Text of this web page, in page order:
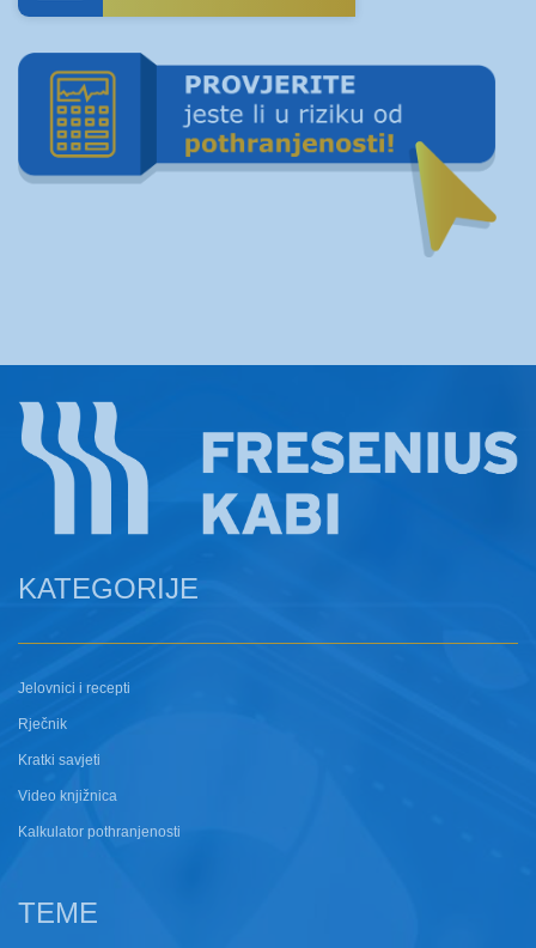
KATEGORIJE
Jelovnici i recepti
Rječnik
Kratki savjeti
Video knjižnica
Kalkulator pothranjenosti
TEME